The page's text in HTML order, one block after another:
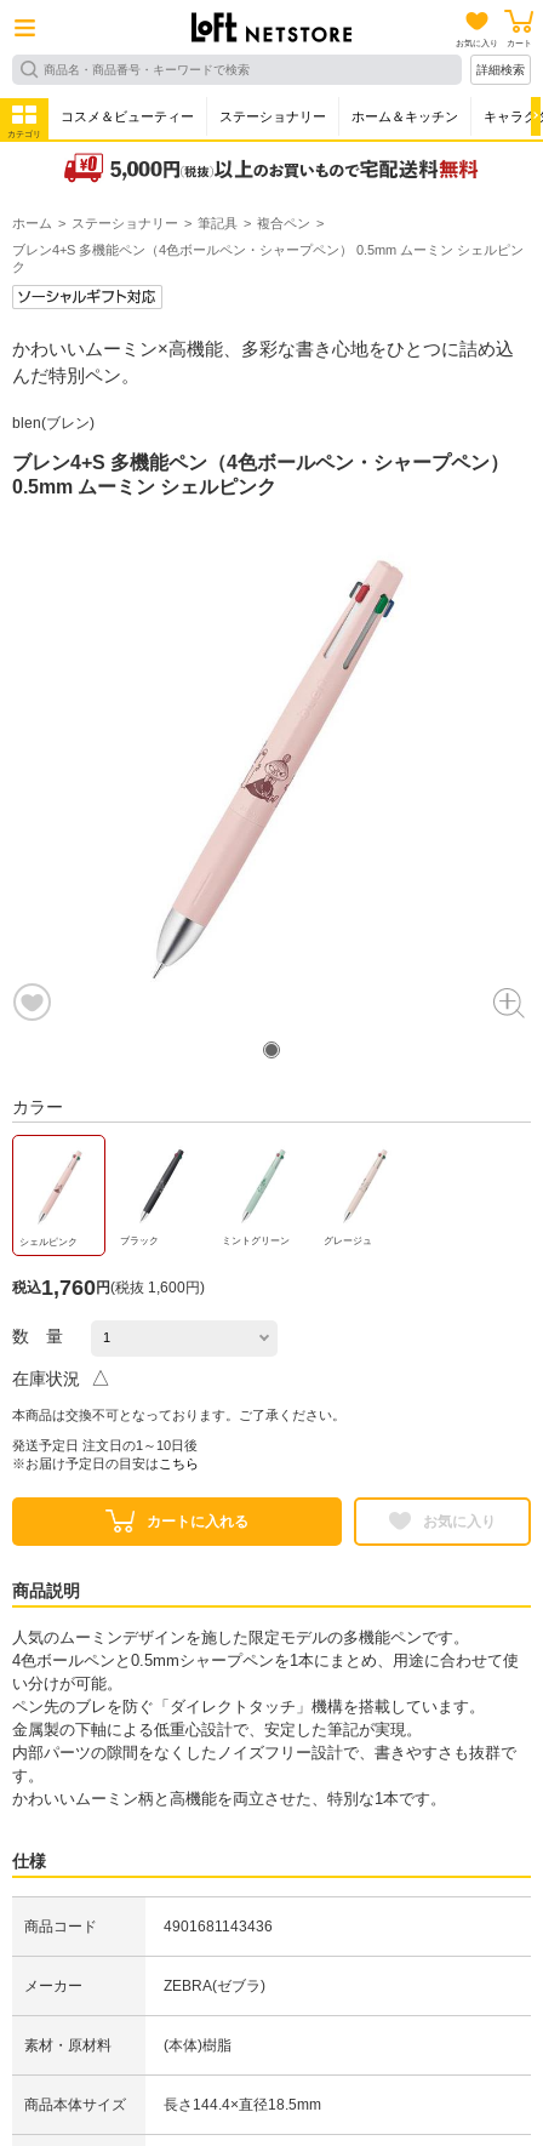
お気に入り カート
詳細検索
カテゴリ
コスメ＆ビューティー ステーショナリー ホーム＆キッチン キャラク
ホーム ステーショナリー 筆記具
複合ペン
ブレン4+S 多機能ペン（4色ボールペン・シャープペン） 0.5mm ムーミン シェルピン
ク
かわいいムーミン×高機能、多彩な書き心地をひとつに詰め込
んだ特別ペン。
blen(ブレン)
ブレン4+S 多機能ペン（4色ボールペン・シャープペン）
0.5mm ムーミン シェルピンク
カラー
シェルピンク ブラック ミントグリーン グレージュ
税込1,760円(税抜 1,600円)
数 量
在庫状況 △
本商品は交換不可となっております。ご了承ください。
発送予定日 注文日の1～10日後
※お届け予定日の目安は こちら
カートに入れる お気に入り
商品説明
人気のムーミンデザインを施した限定モデルの多機能ペンです。
4色ボールペンと0.5mmシャープペンを1本にまとめ、用途に合わせて使
い分けが可能。
ペン先のブレを防ぐ「ダイレクトタッチ」機構を搭載しています。
金属製の下軸による低重心設計で、安定した筆記が実現。
内部パーツの隙間をなくしたノイズフリー設計で、書きやすさも抜群で
す。
かわいいムーミン柄と高機能を両立させた、特別な1本です。
仕様
商品コード 4901681143436
メーカー ZEBRA(ゼブラ)
素材・原材料 (本体)樹脂
商品本体サイズ 長さ144.4×直径18.5mm